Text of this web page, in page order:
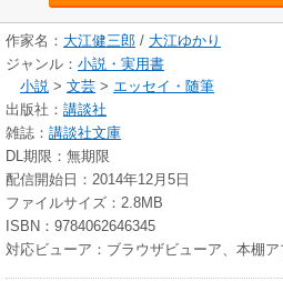
作家名： 大江健三郎 / 大江ゆかり
ジャンル： 小説・実用書
小説 > 文芸 > エッセイ・随筆
出版社： 講談社
雑誌： 講談社文庫
DL期限：無期限
配信開始日：2014年12月5日
ファイルサイズ：2.8MB
ISBN：9784062646345
対応ビューア：ブラウザビューア、本棚ア